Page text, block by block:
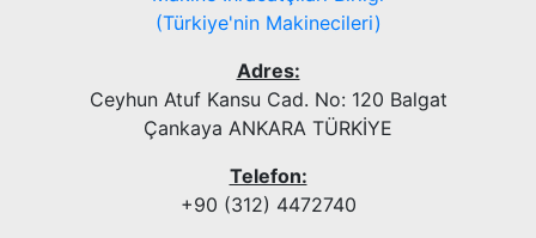
(Türkiye'nin Makinecileri)
Adres:
Ceyhun Atuf Kansu Cad. No: 120 Balgat
Çankaya ANKARA TÜRKİYE
Telefon:
+90 (312) 4472740